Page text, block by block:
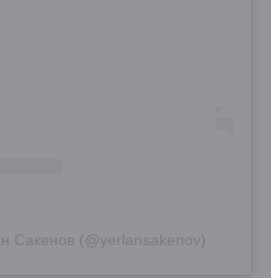
Сакенов (@yerlansakenov)